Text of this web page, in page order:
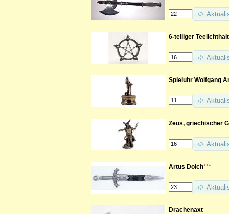
6-teiliger
Spieluhr Wolfgang
Zeus, griechischer
Artus Dolch***
Drachenaxt